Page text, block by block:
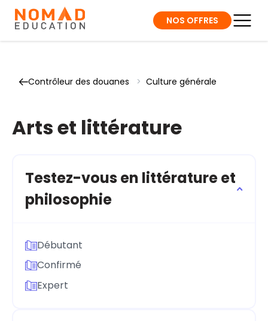
NOS OFFRES
Contrôleur des douanes > Culture générale
Arts et littérature
Testez-vous en littérature et
philosophie
Débutant
Confirmé
Expert